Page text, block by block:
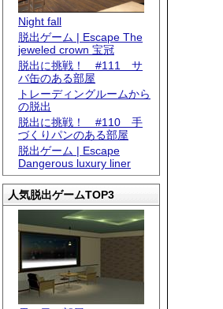
Night fall
脱出ゲーム | Escape The
jeweled crown 宝冠
脱出に挑戦！ #111 サ
バ缶のある部屋
トレーディングルームから
の脱出
脱出に挑戦！ #110 手
づくりパンのある部屋
脱出ゲーム | Escape
Dangerous luxury liner
人気脱出ゲームTOP3